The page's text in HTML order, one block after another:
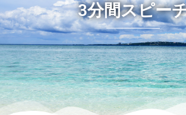
3分間スピー